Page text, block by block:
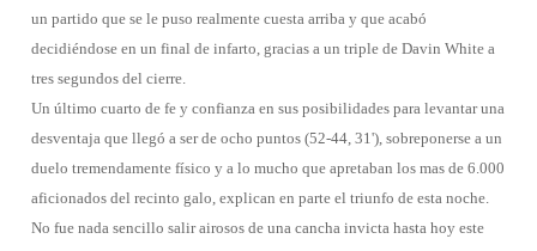
un partido que se le puso realmente cuesta arriba y que acabó
decidiéndose en un final de infarto, gracias a un triple de Davin White a
tres segundos del cierre.
Un último cuarto de fe y confianza en sus posibilidades para levantar una
desventaja que llegó a ser de ocho puntos (52-44, 31'), sobreponerse a un
duelo tremendamente físico y a lo mucho que apretaban los mas de 6.000
aficionados del recinto galo, explican en parte el triunfo de esta noche.
No fue nada sencillo salir airosos de una cancha invicta hasta hoy este